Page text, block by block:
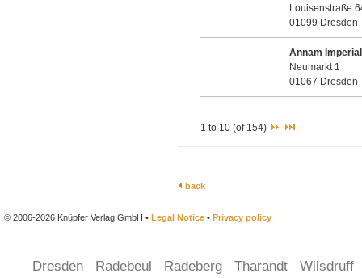
Louisenstraße
01099 Dresden
Annam Imperial
Neumarkt 1
01067 Dresden
1 to 10 (of 154)
back
© 2006-2026 Knüpfer Verlag GmbH • Legal Notice • Privacy policy
Dresden Radebeul Radeberg Tharandt
Wilsdruff